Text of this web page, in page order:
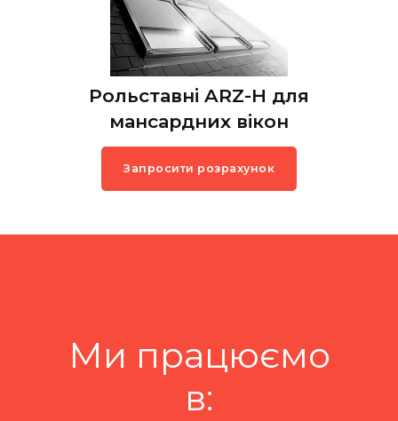
Рольставні ARZ-H для
мансардних вікон
Запросити розрахунок
Ми працюємо
в: